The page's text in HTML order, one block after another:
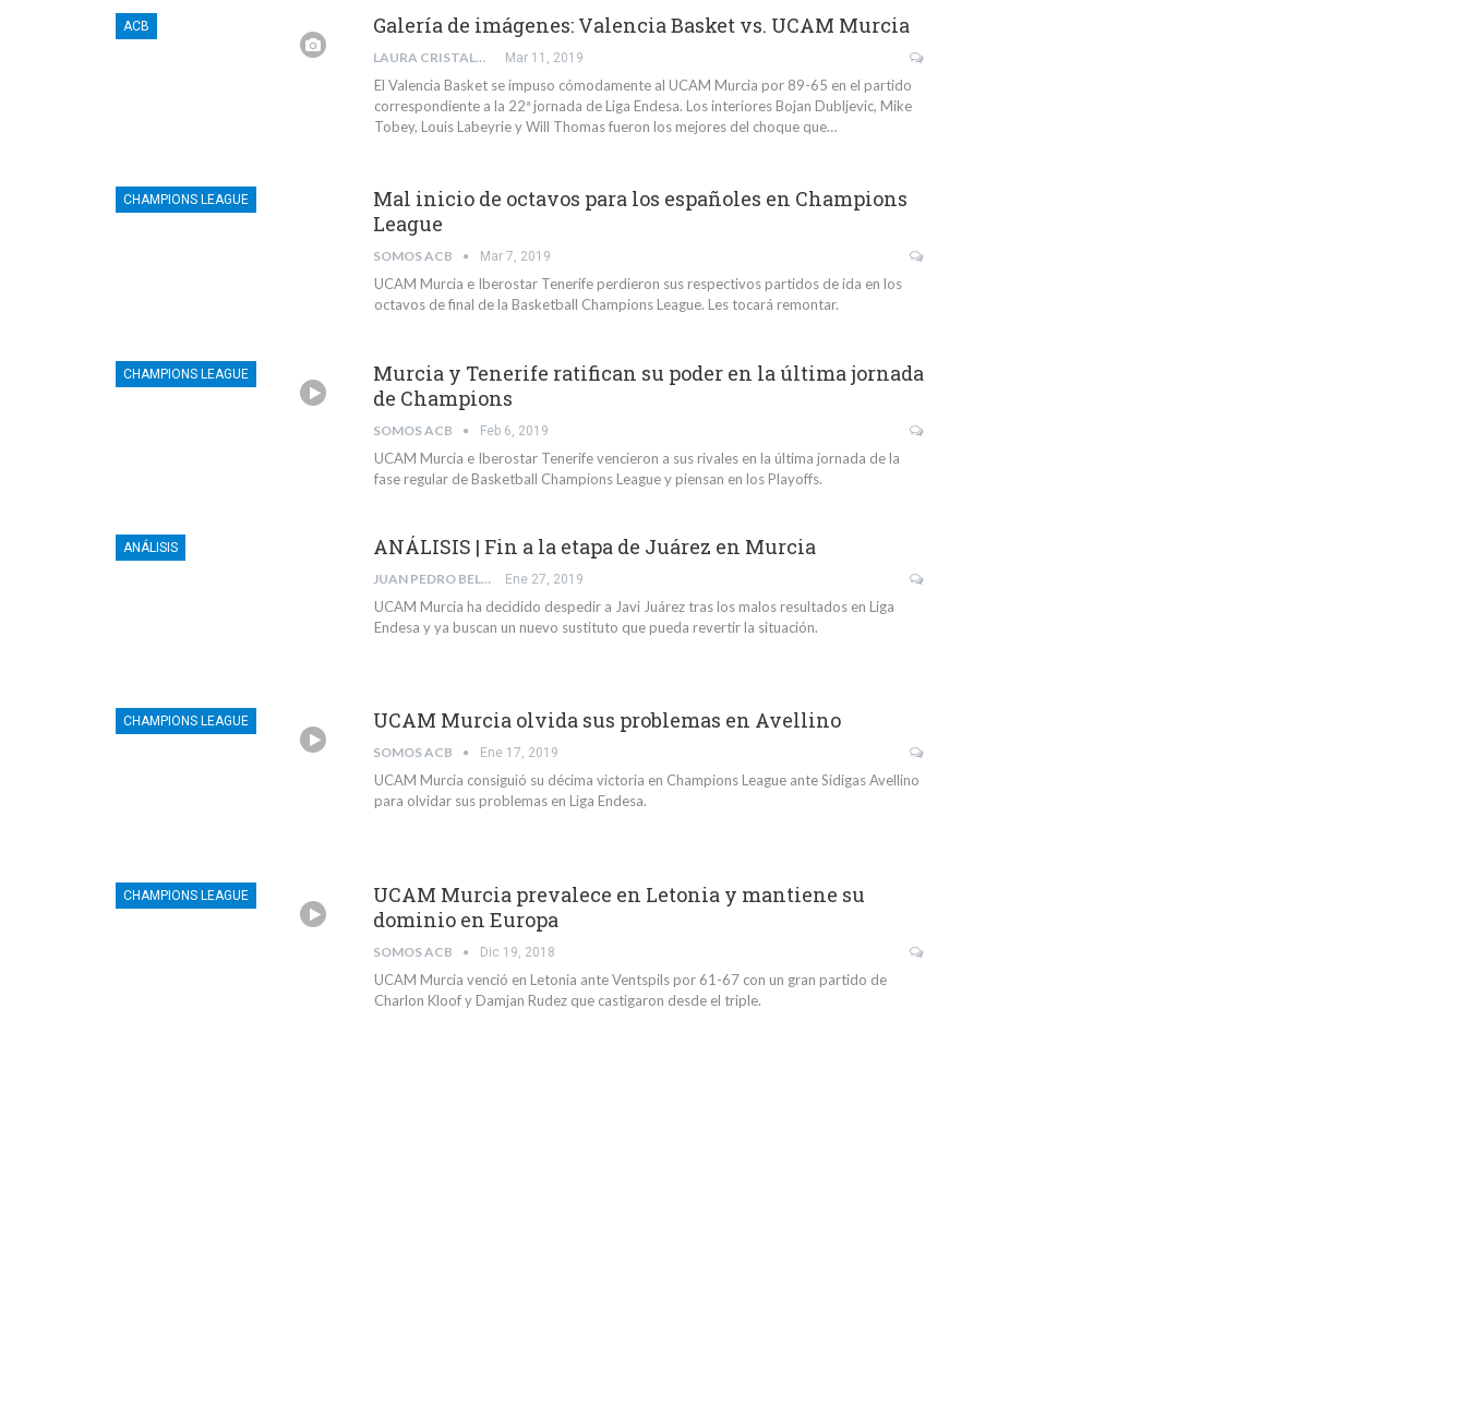
ACB Galería de imágenes: Valencia Basket vs. UCAM Murcia
LAURA CRISTALDI Mar 11, 2019
El Valencia Basket se impuso cómodamente al UCAM Murcia por 89-65 en el partido
correspondiente a la 22ª jornada de Liga Endesa. Los interiores Bojan Dubljevic, Mike
Tobey, Louis Labeyrie y Will Thomas fueron los mejores del choque que…
CHAMPIONS LEAGUE
Mal inicio de octavos para los españoles en Champions
League
SOMOS ACB Mar 7, 2019
UCAM Murcia e Iberostar Tenerife perdieron sus respectivos partidos de ida en los
octavos de final de la Basketball Champions League. Les tocará remontar.
CHAMPIONS LEAGUE
Murcia y Tenerife ratifican su poder en la última jornada
de Champions
SOMOS ACB Feb 6, 2019
UCAM Murcia e Iberostar Tenerife vencieron a sus rivales en la última jornada de la
fase regular de Basketball Champions League y piensan en los Playoffs.
ANÁLISIS ANÁLISIS | Fin a la etapa de Juárez en Murcia
JUAN PEDRO BELMONTE GARCÍA Ene 27, 2019
UCAM Murcia ha decidido despedir a Javi Juárez tras los malos resultados en Liga
Endesa y ya buscan un nuevo sustituto que pueda revertir la situación.
CHAMPIONS LEAGUE UCAM Murcia olvida sus problemas en Avellino
SOMOS ACB Ene 17, 2019
UCAM Murcia consiguió su décima victoria en Champions League ante Sidigas Avellino
para olvidar sus problemas en Liga Endesa.
CHAMPIONS LEAGUE
UCAM Murcia prevalece en Letonia y mantiene su
dominio en Europa
SOMOS ACB Dic 19, 2018
UCAM Murcia venció en Letonia ante Ventspils por 61-67 con un gran partido de
Charlon Kloof y Damjan Rudez que castigaron desde el triple.